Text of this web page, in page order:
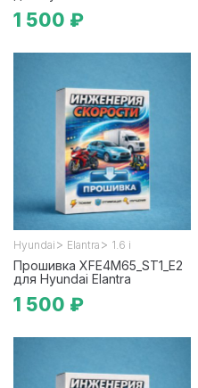
1 500 ₽
Hyundai > Elantra > 1.6 i
Прошивка XFE4M65_ST1_E2
для Hyundai Elantra
1 500 ₽